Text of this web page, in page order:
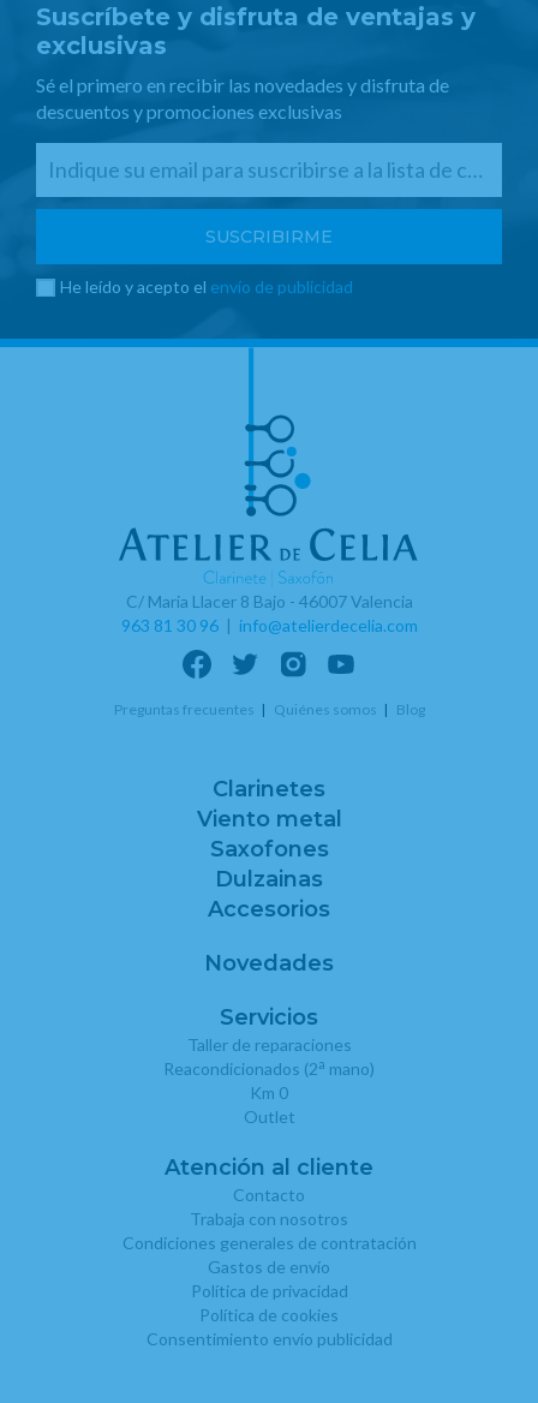
Suscríbete y disfruta de ventajas y
exclusivas
Sé el primero en recibir las novedades y disfruta de
descuentos y promociones exclusivas
He leído y acepto el envío de publicidad
C/ Maria Llacer 8 Bajo - 46007 Valencia
963 81 30 96| info@atelierdecelia.com
Preguntas frecuentes Quiénes somos Blog
Clarinetes
Viento metal
Saxofones
Dulzainas
Accesorios
Novedades
Servicios
Taller de reparaciones
Reacondicionados (2a mano)
Km 0
Outlet
Atención al cliente
Contacto
Trabaja con nosotros
Condiciones generales de contratación
Gastos de envío
Política de privacidad
Política de cookies
Consentimiento envío publicidad